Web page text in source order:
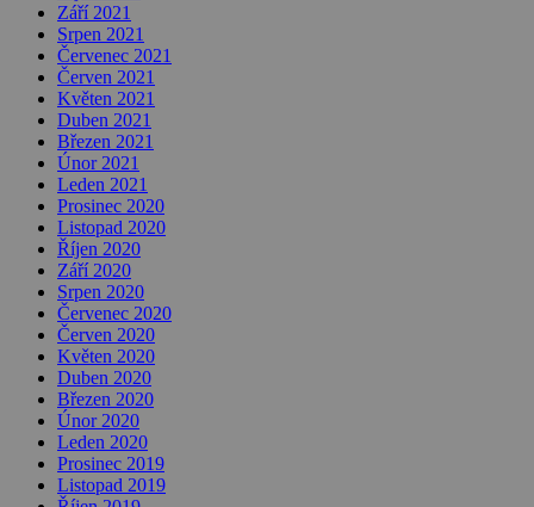
Září 2021
Srpen 2021
Červenec 2021
Červen 2021
Květen 2021
Duben 2021
Březen 2021
Únor 2021
Leden 2021
Prosinec 2020
Listopad 2020
Říjen 2020
Září 2020
Srpen 2020
Červenec 2020
Červen 2020
Květen 2020
Duben 2020
Březen 2020
Únor 2020
Leden 2020
Prosinec 2019
Listopad 2019